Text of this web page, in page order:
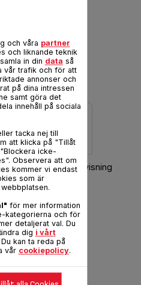
bra funktioner
Hämta bruksanvisning
och våra partner
och liknande teknik
in din data så
vår trafik och för att
annonser och
på dina intressen
samt göra det
innehåll på sociala
tacka nej till
att klicka på "Tillåt
icke-
Observera att om
kommer vi endast
som är
för mer information
kategorierna och för
detaljerat val. Du
dig i vårt
Du kan ta reda på
vår cookiepolicy.